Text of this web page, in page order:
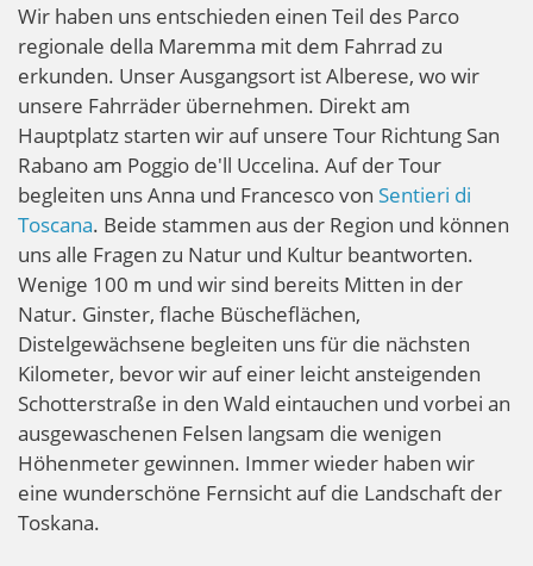
Wir haben uns entschieden einen Teil des Parco
regionale della Maremma mit dem Fahrrad zu
erkunden. Unser Ausgangsort ist Alberese, wo wir
unsere Fahrräder übernehmen. Direkt am
Hauptplatz starten wir auf unsere Tour Richtung San
Rabano am Poggio de'll Uccelina. Auf der Tour
begleiten uns Anna und Francesco von Sentieri di
Toscana. Beide stammen aus der Region und können
uns alle Fragen zu Natur und Kultur beantworten.
Wenige 100 m und wir sind bereits Mitten in der
Natur. Ginster, flache Büscheflächen,
Distelgewächsene begleiten uns für die nächsten
Kilometer, bevor wir auf einer leicht ansteigenden
Schotterstraße in den Wald eintauchen und vorbei an
ausgewaschenen Felsen langsam die wenigen
Höhenmeter gewinnen. Immer wieder haben wir
eine wunderschöne Fernsicht auf die Landschaft der
Toskana.